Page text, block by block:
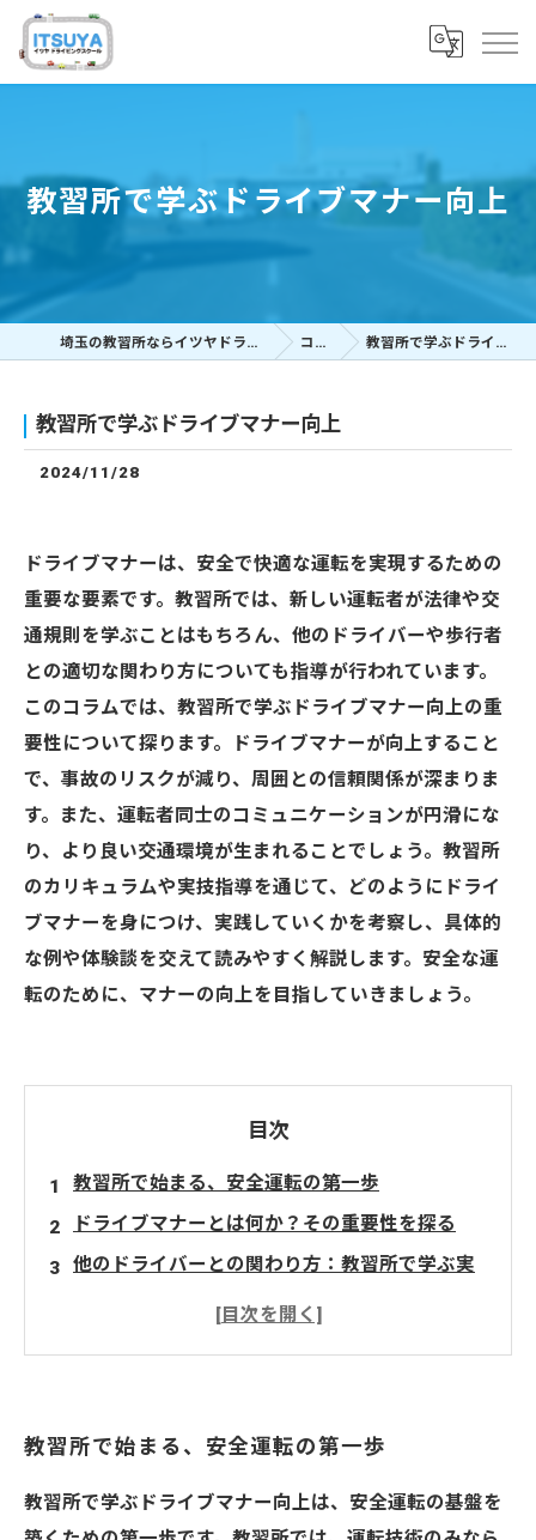
教習所で学ぶドライブマナー向上
埼玉の教習所ならイツヤドライビングスクール コラム 教習所で学ぶドライブマナー向上
教習所で学ぶドライブマナー向上
2024/11/28
ドライブマナーは、安全で快適な運転を実現するための
重要な要素です。教習所では、新しい運転者が法律や交
通規則を学ぶことはもちろん、他のドライバーや歩行者
との適切な関わり方についても指導が行われています。
このコラムでは、教習所で学ぶドライブマナー向上の重
要性について探ります。ドライブマナーが向上すること
で、事故のリスクが減り、周囲との信頼関係が深まりま
す。また、運転者同士のコミュニケーションが円滑にな
り、より良い交通環境が生まれることでしょう。教習所
のカリキュラムや実技指導を通じて、どのようにドライ
ブマナーを身につけ、実践していくかを考察し、具体的
な例や体験談を交えて読みやすく解説します。安全な運
転のために、マナーの向上を目指していきましょう。
目次
教習所で始まる、安全運転の第一歩
ドライブマナーとは何か？その重要性を探る
他のドライバーとの関わり方：教習所で学ぶ実
ドライブマナー向上による、事故リスクの低減
と交通環境の改善
教習所での学びを活かす！安全な未来を築くた
教習所で始まる、安全運転の第一歩
教習所で学ぶドライブマナー向上は、安全運転の基盤を